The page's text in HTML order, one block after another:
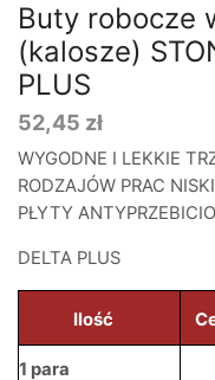
Buty robocze
(kalosze)
PLUS
52,45 zł
WYGODNE I LEKKIE
RODZAJÓW PRAC
PŁYTY
DELTA PLUS
Ilość
1 para